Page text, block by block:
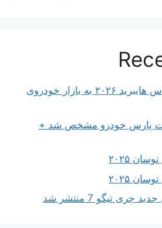
ورود تویوتا کرولا کراس هایبرید ۲۰۲۶ به بازار خودروی
پارس خودرو مشخص شد +
۲۰۲۵
۲۰۲۵
تیگو 7 منتشر شد